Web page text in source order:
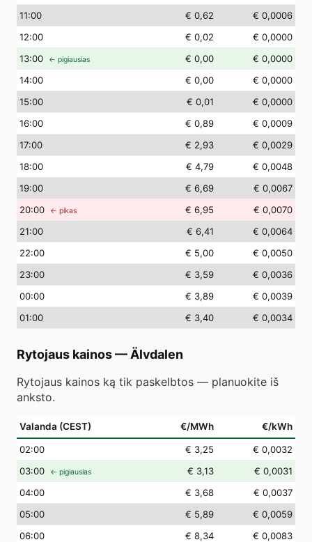
11:00 € 0,62
€ 0,0006
12:00 € 0,02
€ 0,0000
13:00 ← pigiausias € 0,00
€ 0,0000
14:00 € 0,00
€ 0,0000
15:00 € 0,01
€ 0,0000
16:00 € 0,89
€ 0,0009
17:00 € 2,93
€ 0,0029
18:00 € 4,79
€ 0,0048
19:00 € 6,69
€ 0,0067
20:00 ← pikas € 6,95
€ 0,0070
21:00 € 6,41
€ 0,0064
22:00 € 5,00
€ 0,0050
23:00 € 3,59
€ 0,0036
00:00 € 3,89
€ 0,0039
01:00 € 3,40 € 0,0034
Rytojaus kainos— Älvdalen
Rytojaus kainos ką tik paskelbtos — planuokite iš
anksto.
Valanda (CEST) €/MWh €/kWh
02:00 € 3,25
€ 0,0032
03:00 ← pigiausias € 3,13
€ 0,0031
04:00 € 3,68
€ 0,0037
05:00 € 5,89
€ 0,0059
06:00 € 8,34
€ 0,0083